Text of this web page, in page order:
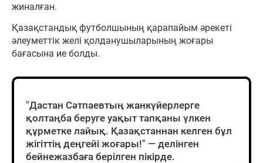
жиналған.
Қазақстандық футболшының қарапайым әрекеті
әлеуметтік желі қолданушыларының жоғары
бағасына ие болды.
"Дастан Сәтпаевтың жанкүйерлерге
қолтаңба беруге уақыт тапқаны үлкен
құрметке лайық. Қазақстаннан келген бұл
жігіттің деңгейі жоғары!" — делінген
бейнежазбаға берілген пікірде.